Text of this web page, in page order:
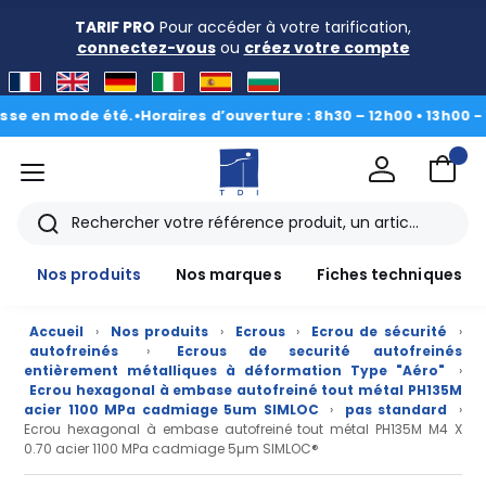
TARIF PRO Pour accéder à votre tarification,
connectez-vousou créez votre compte
mode été.•Horaires d’ouverture : 8h30 – 12h00 • 13h00 - 16h30
menu
Rechercher
Nos produits
Nos marques Fiches techniques
Accueil › Nos produits › Ecrous › Ecrou de sécurité
›
autofreinés
›
Ecrous de securité autofreinés
entièrement métalliques à déformation Type "Aéro"
›
Ecrou hexagonal à embase autofreiné tout métal PH135M
acier 1100 MPa cadmiage 5um SIMLOC
› pas standard
›
Ecrou hexagonal à embase autofreiné tout métal PH135M M4 X
0.70 acier 1100 MPa cadmiage 5µm SIMLOC®